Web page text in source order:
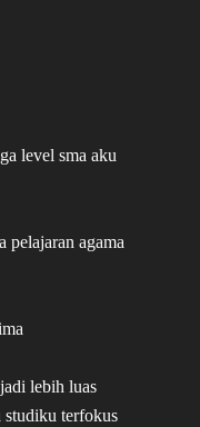
level sma aku
pelajaran agama
lebih luas
studiku terfokus